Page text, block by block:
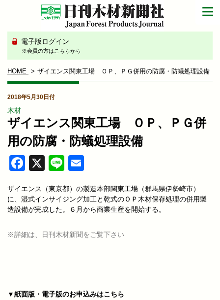
電子版ログイン
※会員の方はこちらから
HOME ザイエンス関東工場 ＯＰ、ＰＧ併用の防腐・防蟻処理設備
2018年5月30日付
木材
ザイエンス関東工場 ＯＰ、ＰＧ併
用の防腐・防蟻処理設備
Facebook
X Line
ザイエンス（東京都）の製造本部関東工場（群馬県伊勢崎市）
に、湿式インサイジング加工と乾式のＯＰ木材保存処理の併用製
造設備が完成した。６月から商業生産を開始する。
※詳細は、日刊木材新聞をご覧下さい
▼紙面版・電子版のお申込みはこちら